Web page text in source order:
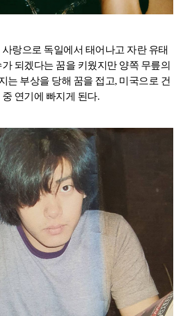
랑으로 독일에서 태어나고 자란 유태
되겠다는 꿈을 키웠지만 양쪽 무릎의
는 부상을 당해 꿈을 접고, 미국으로 건
연기에 빠지게 된다.